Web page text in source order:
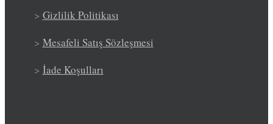
> Gizlilik Politikası
> Mesafeli Satış Sözleşmesi
> İade Koşulları